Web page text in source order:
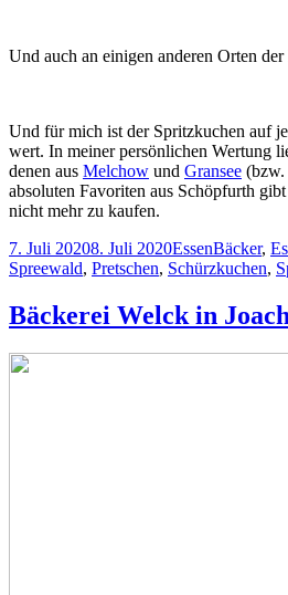
Und auch an einigen anderen Orten
Und für mich ist der Spritzkuchen auf
wert. In meiner persönlichen Wertung
denen aus Melchow und Gransee
absoluten Favoriten aus Schöpfurth
nicht mehr zu kaufen.
Veröffentlicht
am
7. Juli 20208. Juli 2020Kategorien
EssenBäcker,
Spreewald, Pretschen, Schürzkuchen,
Bäckerei Welck in